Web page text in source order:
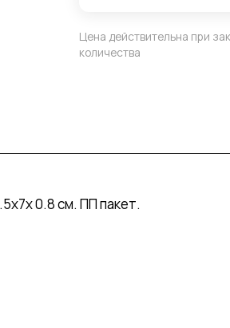
Цена действительна при
количества
0.8 см. ПП пакет.